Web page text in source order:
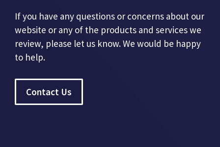
If you have any questions or concerns about our
website or any of the products and services we
review, please let us know. We would be happy
to help.
Contact Us